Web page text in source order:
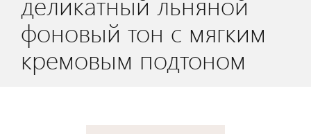
фоновый тон с мягким
кремовым подтоном